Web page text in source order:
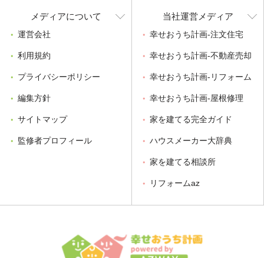
メディアについて
運営会社
利用規約
プライバシーポリシー
編集方針
サイトマップ
監修者プロフィール
当社運営メディア
幸せおうち計画-注文住宅
幸せおうち計画-不動産売却
幸せおうち計画-リフォーム
幸せおうち計画-屋根修理
家を建てる完全ガイド
ハウスメーカー大辞典
家を建てる相談所
リフォームaz